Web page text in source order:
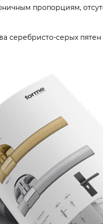
пропорциям,
серебристо-серых